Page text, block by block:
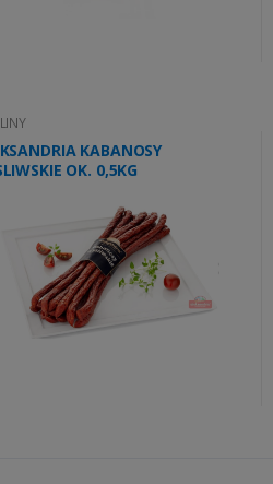
KABANOSY
OK. 0,5KG